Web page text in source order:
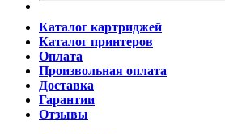
Каталог картриджей
Каталог принтеров
Оплата
Произвольная оплата
Доставка
Гарантии
Отзывы